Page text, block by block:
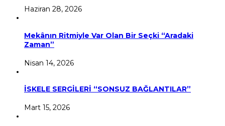
Haziran 28, 2026
Mekânın Ritmiyle Var Olan Bir Seçki “Aradaki
Zaman”
Nisan 14, 2026
İSKELE SERGİLERİ “SONSUZ BAĞLANTILAR”
Mart 15, 2026